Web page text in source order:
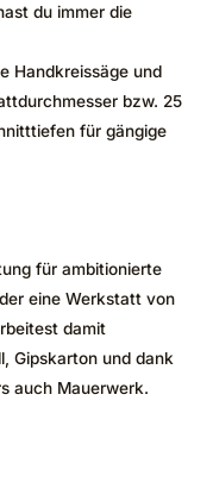
du immer die
Handkreissäge und
bzw. 25
für gängige
für ambitionierte
eine Werkstatt von
damit
Gipskarton und dank
auch Mauerwerk.